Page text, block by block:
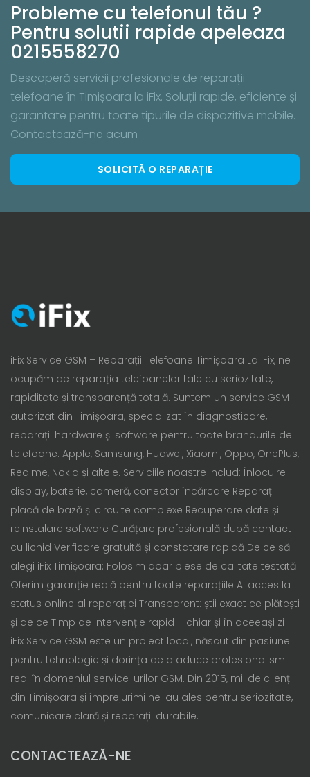
Probleme cu telefonul tău ?
Pentru solutii rapide apeleaza
0215558270
Descoperă servicii profesionale de reparații
telefoane în Timișoara la iFix. Soluții rapide, eficiente și
garantate pentru toate tipurile de dispozitive mobile.
Contactează-ne acum
SOLICITĂ O REPARAȚIE
iFix Service GSM – Reparații Telefoane Timișoara La iFix, ne
ocupăm de reparația telefoanelor tale cu seriozitate,
rapiditate și transparență totală. Suntem un service GSM
autorizat din Timișoara, specializat în diagnosticare,
reparații hardware și software pentru toate brandurile de
telefoane: Apple, Samsung, Huawei, Xiaomi, Oppo, OnePlus,
Realme, Nokia și altele. Serviciile noastre includ: Înlocuire
display, baterie, cameră, conector încărcare Reparații
placă de bază și circuite complexe Recuperare date și
reinstalare software Curățare profesională după contact
cu lichid Verificare gratuită și constatare rapidă De ce să
alegi iFix Timișoara: Folosim doar piese de calitate testată
Oferim garanție reală pentru toate reparațiile Ai acces la
status online al reparației Transparent: știi exact ce plătești
și de ce Timp de intervenție rapid – chiar și în aceeași zi
iFix Service GSM este un proiect local, născut din pasiune
pentru tehnologie și dorința de a aduce profesionalism
real în domeniul service-urilor GSM. Din 2015, mii de clienți
din Timișoara și împrejurimi ne-au ales pentru seriozitate,
comunicare clară și reparații durabile.
CONTACTEAZĂ-NE